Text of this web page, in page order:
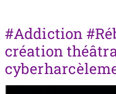
#Addiction
création